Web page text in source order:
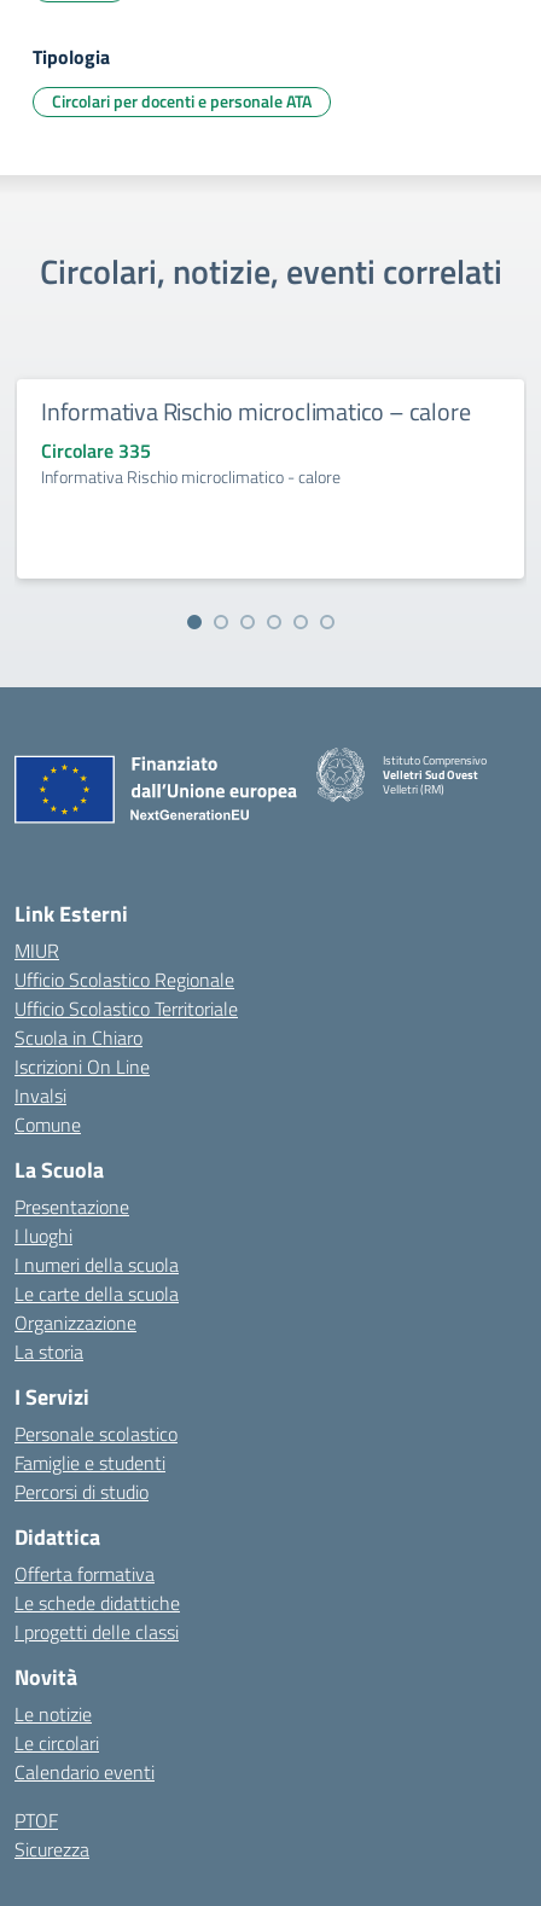
Tipologia
Circolari per docenti e personale ATA
Circolari, notizie, eventi correlati
Informativa Rischio microclimatico – calore
Circolare 335
Informativa Rischio microclimatico - calore
Istituto Comprensivo
Velletri Sud Ovest
Velletri (RM)
Link Esterni
MIUR
Ufficio Scolastico Regionale
Ufficio Scolastico Territoriale
Scuola in Chiaro
Iscrizioni On Line
Invalsi
Comune
La Scuola
Presentazione
I luoghi
I numeri della scuola
Le carte della scuola
Organizzazione
La storia
I Servizi
Personale scolastico
Famiglie e studenti
Percorsi di studio
Didattica
Offerta formativa
Le schede didattiche
I progetti delle classi
Novità
Le notizie
Le circolari
Calendario eventi
PTOF
Sicurezza